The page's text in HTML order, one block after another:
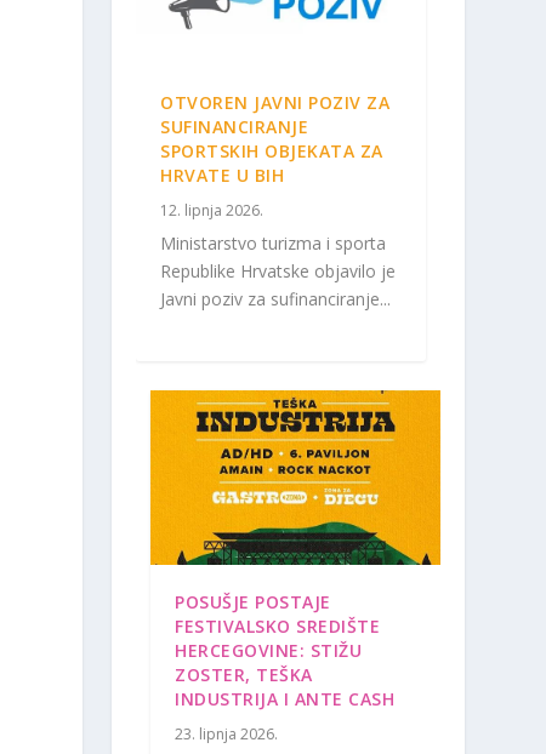
OTVOREN JAVNI POZIV ZA
SUFINANCIRANJE
SPORTSKIH OBJEKATA ZA
HRVATE U BIH
12. lipnja 2026.
Ministarstvo turizma i sporta
Republike Hrvatske objavilo je
Javni poziv za sufinanciranje...
POSUŠJE POSTAJE
FESTIVALSKO SREDIŠTE
HERCEGOVINE: STIŽU
ZOSTER, TEŠKA
INDUSTRIJA I ANTE CASH
23. lipnja 2026.